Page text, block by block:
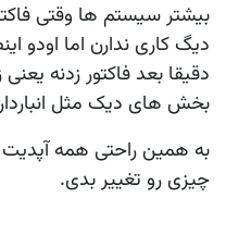
بیشتر سیستم ها وقتی
دقیقا بعد فاکتور زدنه
بخش های دیک مثل
به همین راحتی همه
چیزی رو تغییر بدی.